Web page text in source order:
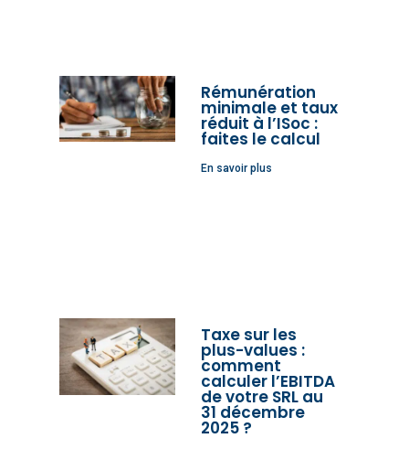
Rémunération
minimale et taux
réduit à l’ISoc :
faites le calcul
En savoir plus
Taxe sur les
plus-values :
comment
calculer l’EBITDA
de votre SRL au
31 décembre
2025 ?